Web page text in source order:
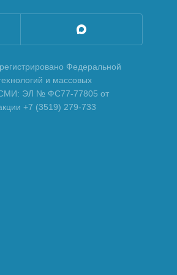
Федеральной
и массовых
СМИ: ЭЛ № ФС77-77805 от
+7 (3519) 279-733